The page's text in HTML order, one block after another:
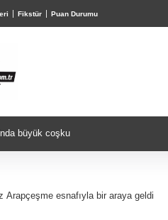
Fikstür Puan Durumu6.660,55
ritim katıyor
Arapçeşme esnafıyla bir araya geldi